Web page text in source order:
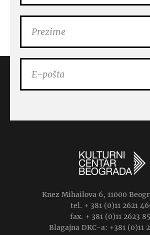
Knez Mihailova 6, 11000
tel. + 381 (0)11 2621
fax. + 381 (0)11 2623
Blagajna DKC-a: +381 (0)11